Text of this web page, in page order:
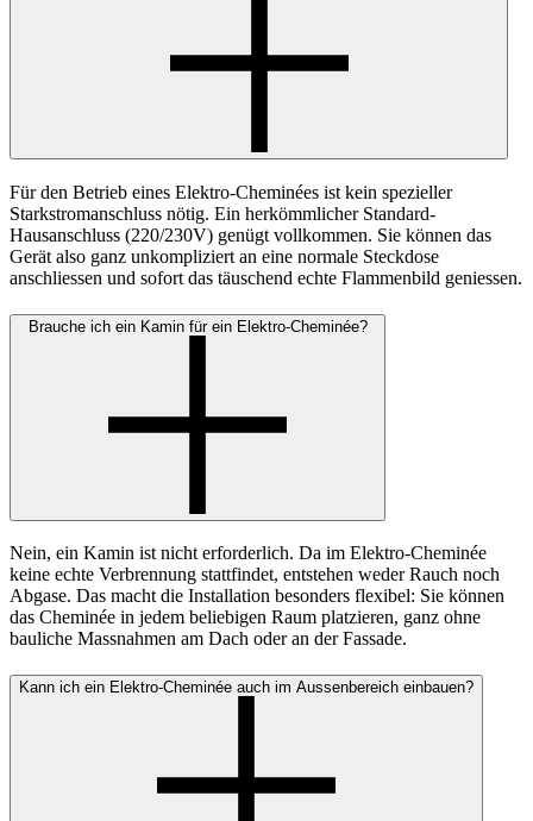
Für den Betrieb eines Elektro-Cheminées ist kein spezieller
Starkstromanschluss nötig. Ein herkömmlicher Standard-
Hausanschluss (220/230V) genügt vollkommen. Sie können das
Gerät also ganz unkompliziert an eine normale Steckdose
anschliessen und sofort das täuschend echte Flammenbild geniessen.
Brauche ich ein Kamin für ein Elektro-Cheminée?
Nein, ein Kamin ist nicht erforderlich. Da im Elektro-Cheminée
keine echte Verbrennung stattfindet, entstehen weder Rauch noch
Abgase. Das macht die Installation besonders flexibel: Sie können
das Cheminée in jedem beliebigen Raum platzieren, ganz ohne
bauliche Massnahmen am Dach oder an der Fassade.
Kann ich ein Elektro-Cheminée auch im Aussenbereich einbauen?